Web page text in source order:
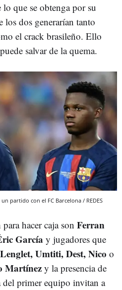
que se obtenga por su
los dos generarían tanto
el crack brasileño. Ello
salvar de la quema.
partido con el FC Barcelona / REDES
hacer caja son Ferran
García y jugadores que
Lenglet, Umtiti, Dest, Nico o
Martínezy la presencia de
del primer equipo invitan a